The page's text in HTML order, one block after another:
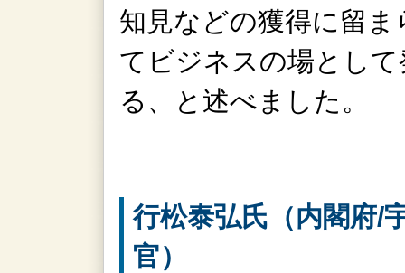
知見などの獲得に留
てビジネスの場とし
る、と述べました。
行松泰弘氏（内閣府/
官）